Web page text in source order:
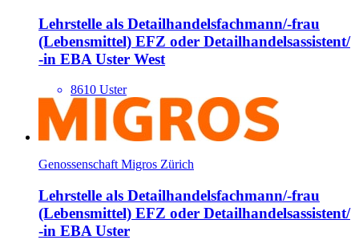
Lehrstelle als Detailhandels­fachmann/​-frau
(Lebensmittel) EFZ oder Detailhandels­assistent/​
-in EBA Uster West
8610 Uster
Genossenschaft Migros Zürich
Lehrstelle als Detailhandels­fachmann/​-frau
(Lebensmittel) EFZ oder Detailhandels­assistent/​
-in EBA Uster